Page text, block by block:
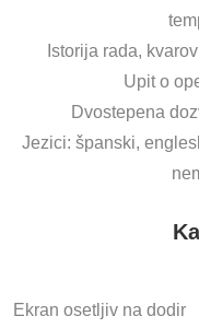
Istorija rada,
Upit o
Dvostepena
Jezici: španski,
Ekran osetljiv na dodir